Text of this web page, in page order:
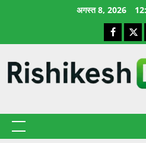
अगस्त 8, 2026
X
प्राथमिक